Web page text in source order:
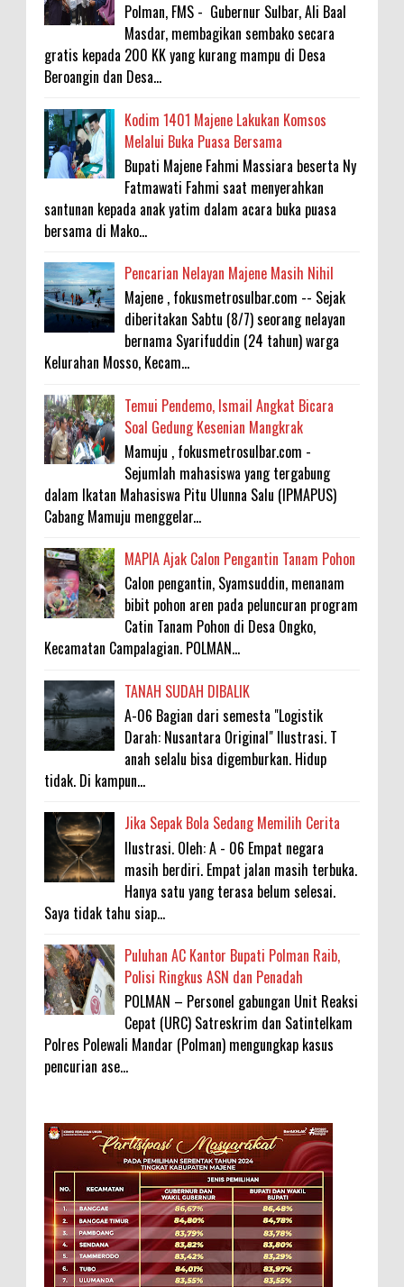
Polman, FMS - Gubernur Sulbar, Ali Baal
Masdar, membagikan sembako secara
gratis kepada 200 KK yang kurang mampu di Desa
Beroangin dan Desa...
Kodim 1401 Majene Lakukan Komsos
Melalui Buka Puasa Bersama
Bupati Majene Fahmi Massiara beserta Ny
Fatmawati Fahmi saat menyerahkan
santunan kepada anak yatim dalam acara buka puasa
bersama di Mako...
Pencarian Nelayan Majene Masih Nihil
Majene , fokusmetrosulbar.com -- Sejak
diberitakan Sabtu (8/7) seorang nelayan
bernama Syarifuddin (24 tahun) warga
Kelurahan Mosso, Kecam...
Temui Pendemo, Ismail Angkat Bicara
Soal Gedung Kesenian Mangkrak
Mamuju , fokusmetrosulbar.com -
Sejumlah mahasiswa yang tergabung
dalam Ikatan Mahasiswa Pitu Ulunna Salu (IPMAPUS)
Cabang Mamuju menggelar...
MAPIA Ajak Calon Pengantin Tanam Pohon
Calon pengantin, Syamsuddin, menanam
bibit pohon aren pada peluncuran program
Catin Tanam Pohon di Desa Ongko,
Kecamatan Campalagian. POLMAN...
TANAH SUDAH DIBALIK
A-06 Bagian dari semesta "Logistik
Darah: Nusantara Original" Ilustrasi. T
anah selalu bisa digemburkan. Hidup
tidak. Di kampun...
Jika Sepak Bola Sedang Memilih Cerita
Ilustrasi. Oleh: A - 06 Empat negara
masih berdiri. Empat jalan masih terbuka.
Hanya satu yang terasa belum selesai.
Saya tidak tahu siap...
Puluhan AC Kantor Bupati Polman Raib,
Polisi Ringkus ASN dan Penadah
POLMAN – Personel gabungan Unit Reaksi
Cepat (URC) Satreskrim dan Satintelkam
Polres Polewali Mandar (Polman) mengungkap kasus
pencurian ase...